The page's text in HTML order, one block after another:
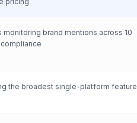
monitoring brand mentions across 10
compliance
the broadest single-platform feature